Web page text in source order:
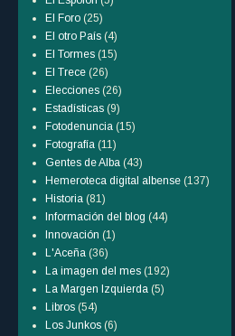
El Foro (25)
El otro País (4)
El Tormes (15)
El Trece (26)
Elecciones (26)
Estadísticas (9)
Fotodenuncia (15)
Fotografía (11)
Gentes de Alba (43)
Hemeroteca digital albense (137)
Historia (81)
Información del blog (44)
Innovación (1)
L'Aceña (36)
La imagen del mes (192)
La Margen Izquierda (5)
Libros (54)
Los Junkos (6)